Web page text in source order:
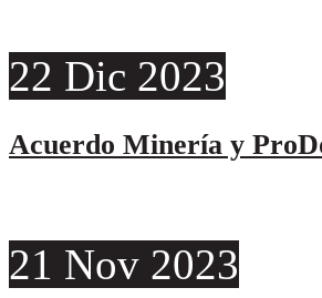
22 Dic 2023
Acuerdo Minería y
21 Nov 2023